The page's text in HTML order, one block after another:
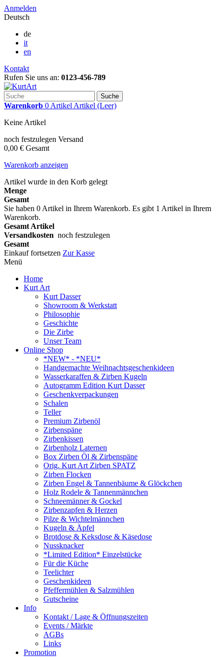
Anmelden
Deutsch
de
it
en
Kontakt
Rufen Sie uns an: 0123-456-789
Suche
Warenkorb 0 Artikel Artikel (Leer)
Keine Artikel
noch festzulegen Versand
0,00 € Gesamt
Warenkorb anzeigen
Artikel wurde in den Korb gelegt
Menge
Gesamt
Sie haben 0 Artikel in Ihrem Warenkorb. Es gibt 1 Artikel in Ihrem
Warenkorb.
Gesamt Artikel
Versandkosten noch festzulegen
Gesamt
Einkauf fortsetzen Zur Kasse
Menü
Home
Kurt Art
Kurt Dasser
Showroom & Werkstatt
Philosophie
Geschichte
Die Zirbe
Unser Team
Online Shop
*NEW* - *NEU*
Handgemachte Weihnachtsgeschenkideen
Wasserkaraffen & Zirben Kugeln
Autogramm Edition Kurt Dasser
Geschenkverpackungen
Schalen
Teller
Premium Zirbenöl
Zirbenspäne
Zirbenkissen
Zirbenholz Laternen
Box Zirben Öl & Zirbenspäne
Orig. Kurt Art Zirben SPATZ
Zirben Flocken
Zirben Engel & Tannenbäume & Glöckchen
Holz Rodele & Tannenmännchen
Schneemänner & Gockel
Zirbenzapfen & Herzen
Pilze & Wichtelmännchen
Kugeln & Äpfel
Brotdose & Keksdose & Käsedose
Nussknacker
*Limited Edition* Einzelstücke
Für die Küche
Teelichter
Geschenkideen
Pfeffermühlen & Salzmühlen
Gutscheine
Info
Kontakt / Lage & Öffnungszeiten
Events / Märkte
AGBs
Links
Promotion